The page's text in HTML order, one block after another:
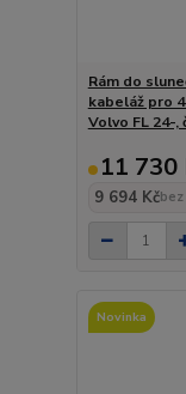
Rám do
kabeláž pro
Volvo FL 24-,
11 730
9 694 Kčbez
Novinka